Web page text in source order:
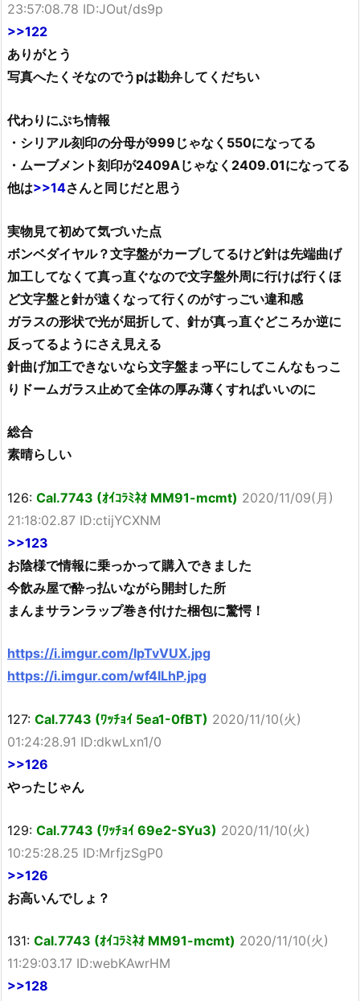
23:57:08.78 ID:JOut/ds9p
>>122
ありがとう
写真へたくそなのでうpは勘弁してくだちい
代わりにぷち情報
・シリアル刻印の分母が999じゃなく550になってる
・ムーブメント刻印が2409Aじゃなく2409.01になってる
他は>>14さんと同じだと思う
実物見て初めて気づいた点
ボンベダイヤル？文字盤がカーブしてるけど針は先端曲げ
加工してなくて真っ直ぐなので文字盤外周に行けば行くほ
ど文字盤と針が遠くなって行くのがすっごい違和感
ガラスの形状で光が屈折して、針が真っ直ぐどころか逆に
反ってるようにさえ見える
針曲げ加工できないなら文字盤まっ平にしてこんなもっこ
りドームガラス止めて全体の厚み薄くすればいいのに
総合
素晴らしい
126: Cal.7743 (ｵｲｺﾗﾐﾈｵ MM91-mcmt) 2020/11/09(月)
21:18:02.87 ID:ctijYCXNM
>>123
お陰様で情報に乗っかって購入できました
今飲み屋で酔っ払いながら開封した所
まんまサランラップ巻き付けた梱包に驚愕！
https://i.imgur.com/IpTvVUX.jpg
https://i.imgur.com/wf4ILhP.jpg
127: Cal.7743 (ﾜｯﾁｮｲ 5ea1-0fBT) 2020/11/10(火)
01:24:28.91 ID:dkwLxn1/0
>>126
やったじゃん
129: Cal.7743 (ﾜｯﾁｮｲ 69e2-SYu3) 2020/11/10(火)
10:25:28.25 ID:MrfjzSgP0
>>126
お高いんでしょ？
131: Cal.7743 (ｵｲｺﾗﾐﾈｵ MM91-mcmt) 2020/11/10(火)
11:29:03.17 ID:webKAwrHM
>>128